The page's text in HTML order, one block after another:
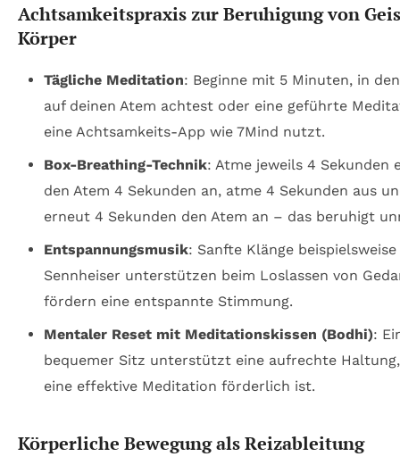
Achtsamkeitspraxis zur Beruhigung von
Körper
Tägliche Meditation: Beginne mit 5 Minuten, in
auf deinen Atem achtest oder eine geführte
eine Achtsamkeits-App wie 7Mind nutzt.
Box-Breathing-Technik: Atme jeweils 4 Sekunden
den Atem 4 Sekunden an, atme 4 Sekunden aus
erneut 4 Sekunden den Atem an – das beruhigt
Entspannungsmusik: Sanfte Klänge beispielsweise
Sennheiser unterstützen beim Loslassen von
fördern eine entspannte Stimmung.
Mentaler Reset mit Meditationskissen (Bodhi):
bequemer Sitz unterstützt eine aufrechte
eine effektive Meditation förderlich ist.
Körperliche Bewegung als Reizableitung